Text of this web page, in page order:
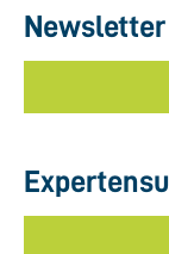
Newsletter